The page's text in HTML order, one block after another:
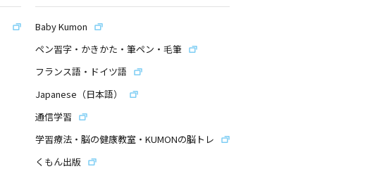
Baby Kumon
ペン習字・かきかた・筆ペン・毛筆
フランス語・ドイツ語
Japanese（日本語）
通信学習
学習療法・脳の健康教室・KUMONの脳トレ
くもん出版